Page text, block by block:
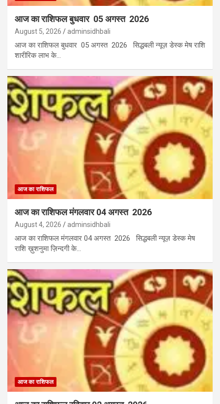
आज का राशिफल बुधवार 05 अगस्त 2026
August 5, 2026 adminsidhbali
आज का राशिफल बुधवार 05 अगस्त 2026 सिद्धबली न्यूज़ डेस्क मेष राशि
शारीरिक लाभ के…
आज का राशिफल
आज का राशिफल मंगलवार 04 अगस्त 2026
August 4, 2026 adminsidhbali
आज का राशिफल मंगलवार 04 अगस्त 2026 सिद्धबली न्यूज़ डेस्क मेष
राशि ख़ुशनुमा ज़िन्दगी के…
आज का राशिफल